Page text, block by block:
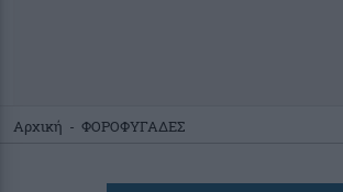
Αρχική - ΦΟΡΟΦΥΓΑΔΕΣ